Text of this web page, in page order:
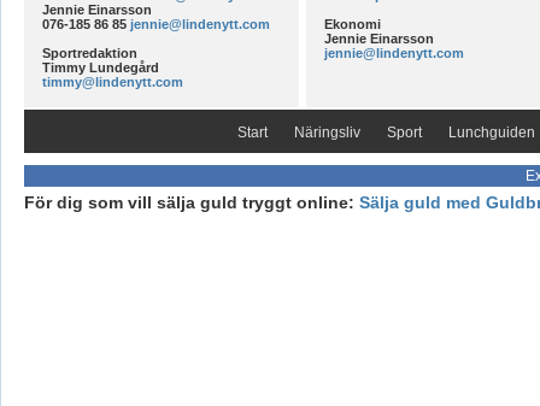
Jennie Einarsson
076-185 86 85 jennie@lindenytt.com
Sportredaktion
Timmy Lundegård
timmy@lindenytt.com
Ekonomi
Jennie Einarsson
jennie@lindenytt.com
Start Näringsliv Sport Lunchguiden
För dig som vill sälja guld tryggt online: Sälja guld med